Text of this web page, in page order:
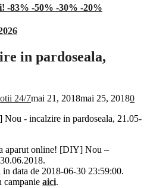
-83% -50% -30% -20%
in pardoseala,
24/7mai 21, 2018mai 25, 20180
aparut online! [DIY] Nou –
data de 2018-06-30 23:59:00.
campanie aici.